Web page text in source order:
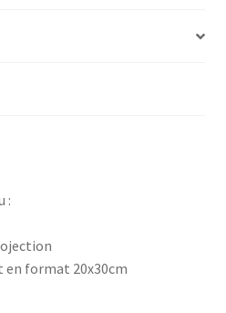
:
en format 20x30cm